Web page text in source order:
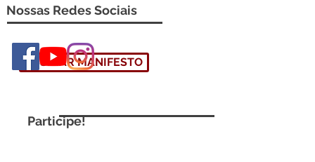
Nossas Redes Sociais
ASSINAR MANIFESTO
Participe!